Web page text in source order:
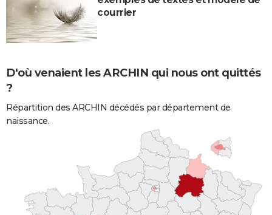
courrier
D'où venaient les ARCHIN qui nous ont quittés
?
Répartition des ARCHIN décédés par département de
naissance.